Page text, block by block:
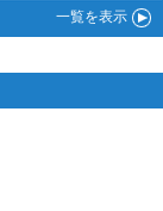
一覧を表示